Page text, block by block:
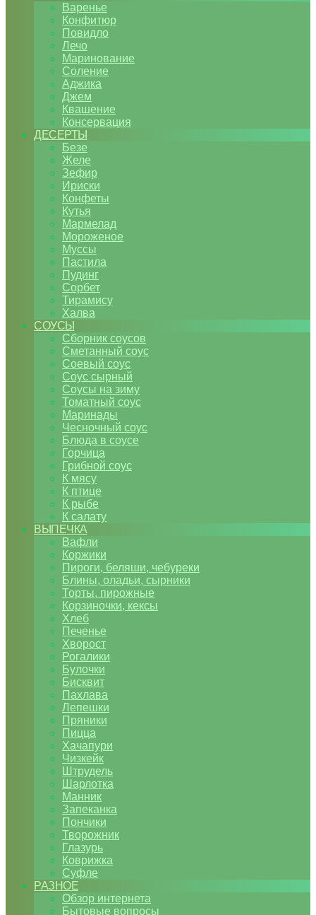
Варенье
Конфитюр
Повидло
Лечо
Маринование
Соление
Аджика
Джем
Квашение
Консервация
ДЕСЕРТЫ
Безе
Желе
Зефир
Ириски
Конфеты
Кутья
Мармелад
Мороженое
Муссы
Пастила
Пудинг
Сорбет
Тирамису
Халва
СОУСЫ
Сборник соусов
Сметанный соус
Соевый соус
Соус сырный
Соусы на зиму
Томатный соус
Маринады
Чесночный соус
Блюда в соусе
Горчица
Грибной соус
К мясу
К птице
К рыбе
К салату
ВЫПЕЧКА
Вафли
Коржики
Пироги, беляши, чебуреки
Блины, оладьи, сырники
Торты, пирожные
Корзиночки, кексы
Хлеб
Печенье
Хворост
Рогалики
Булочки
Бисквит
Пахлава
Лепешки
Пряники
Пицца
Хачапури
Чизкейк
Штрудель
Шарлотка
Манник
Запеканка
Пончики
Творожник
Глазурь
Коврижка
Суфле
РАЗНОЕ
Обзор интернета
Бытовые вопросы